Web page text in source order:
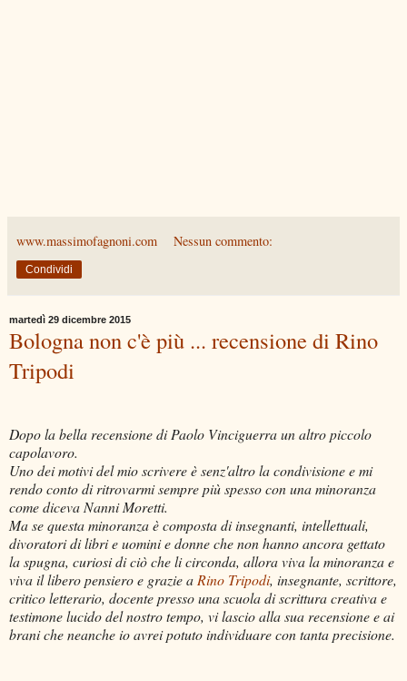
www.massimofagnoni.com Nessun commento:
Condividi
martedì 29 dicembre 2015
Bologna non c'è più ... recensione di Rino
Tripodi
Dopo la bella recensione di Paolo Vinciguerra un altro piccolo
capolavoro.
Uno dei motivi del mio scrivere è senz'altro la condivisione e mi
rendo conto di ritrovarmi sempre più spesso con una minoranza
come diceva Nanni Moretti.
Ma se questa minoranza è composta di insegnanti, intellettuali,
divoratori di libri e uomini e donne che non hanno ancora gettato
la spugna, curiosi di ciò che li circonda, allora viva la minoranza e
viva il libero pensiero e grazie a Rino Tripodi, insegnante, scrittore,
critico letterario, docente presso una scuola di scrittura creativa e
testimone lucido del nostro tempo, vi lascio alla sua recensione e ai
brani che neanche io avrei potuto individuare con tanta precisione.